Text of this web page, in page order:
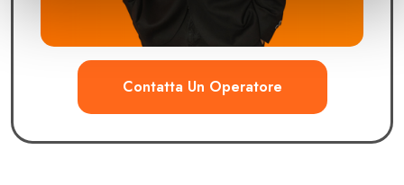
Contatta Un Operatore